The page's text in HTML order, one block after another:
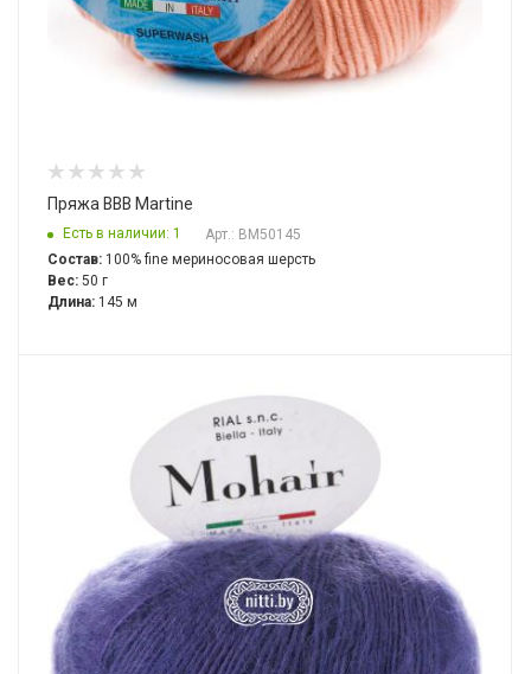
Пряжа BBB Martine
Есть в наличии: 1
Арт.: BM50145
Состав: 100% fine мериносовая шерсть
Вес: 50 г
Длина: 145 м